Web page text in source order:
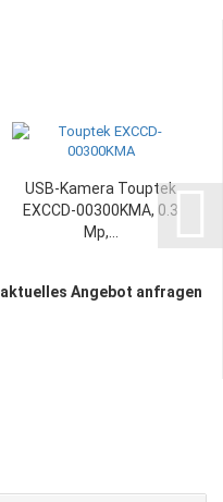
USB-Kamera Touptek
EXCCD-00300KMA, 0.3
Mp,...
aktuelles Angebot anfragen